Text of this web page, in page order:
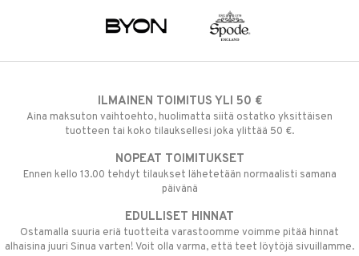
ILMAINEN TOIMITUS YLI 50 €
Aina maksuton vaihtoehto, huolimatta siitä ostatko yksittäisen
tuotteen tai koko tilauksellesi joka ylittää 50 €.
NOPEAT TOIMITUKSET
Ennen kello 13.00 tehdyt tilaukset lähetetään normaalisti samana
päivänä
EDULLISET HINNAT
Ostamalla suuria eriä tuotteita varastoomme voimme pitää hinnat
alhaisina juuri Sinua varten! Voit olla varma, että teet löytöjä sivuillamme.